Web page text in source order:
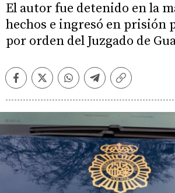
El autor fue detenido en la
hechos e ingresó en prisión
por orden del Juzgado de
FacebookTwitterWhatsappTelegramCopiar